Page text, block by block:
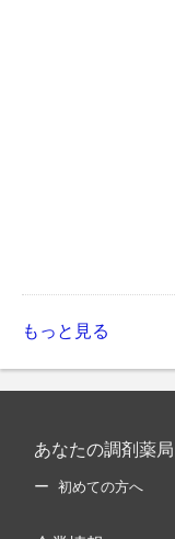
もっと見る
あなたの調剤薬局
初めての方へ